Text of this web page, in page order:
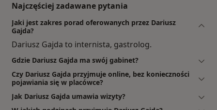
Najczęściej zadawane pytania
Jaki jest zakres porad oferowanych przez Dariusz
Gajda?
Dariusz Gajda to internista, gastrolog.
Gdzie Dariusz Gajda ma swój gabinet?
Czy Dariusz Gajda przyjmuje online, bez konieczności
pojawiania się w placówce?
Jak Dariusz Gajda umawia wizyty?